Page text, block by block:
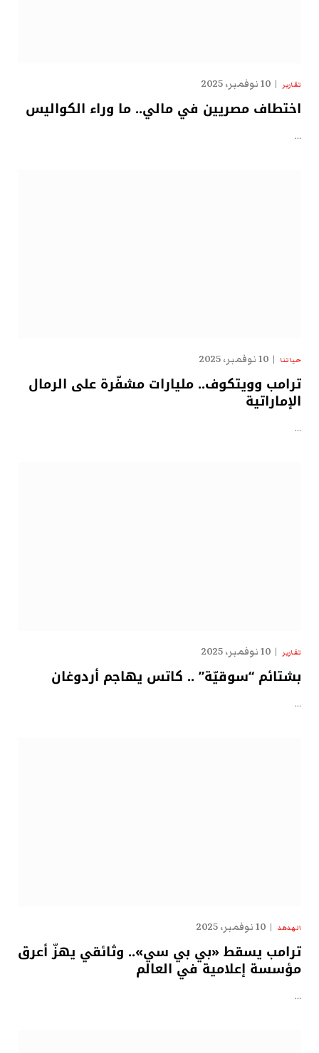
تقارير 10 نوفمبر، 2025
اختطاف مصريين في مالي.. ما وراء الكواليس
…
حياتنا 10 نوفمبر، 2025
ترامب وويتكوف.. مليارات مشفّرة على الرمال
الإماراتية
…
تقارير 10 نوفمبر، 2025
بشتائم “سوقيّة” .. كاتس يهاجم أردوغان
…
الهدهد 10 نوفمبر، 2025
ترامب يسقط «بي بي سي».. وثائقي يهزّ أعرق
مؤسسة إعلامية في العالم
…